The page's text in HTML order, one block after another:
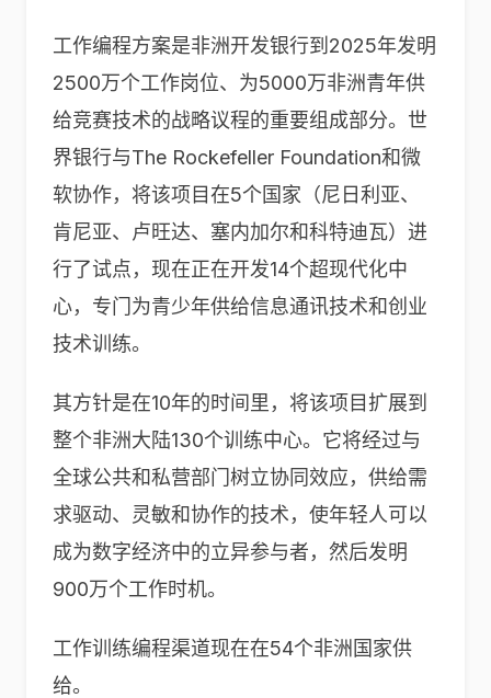
工作编程方案是非洲开发银行到2025年发明
2500万个工作岗位、为5000万非洲青年供
给竞赛技术的战略议程的重要组成部分。世
界银行与The Rockefeller Foundation和微
软协作，将该项目在5个国家（尼日利亚、
肯尼亚、卢旺达、塞内加尔和科特迪瓦）进
行了试点，现在正在开发14个超现代化中
心，专门为青少年供给信息通讯技术和创业
技术训练。
其方针是在10年的时间里，将该项目扩展到
整个非洲大陆130个训练中心。它将经过与
全球公共和私营部门树立协同效应，供给需
求驱动、灵敏和协作的技术，使年轻人可以
成为数字经济中的立异参与者，然后发明
900万个工作时机。
工作训练编程渠道现在在54个非洲国家供
给。